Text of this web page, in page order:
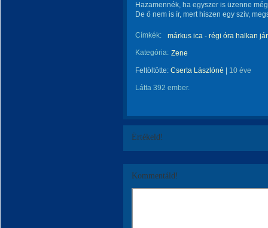
Hazamennék, ha egyszer is üzenne
De ő nem is ír, mert hiszen egy szív,
Címkék:
márkus ica - régi óra halkan jár
Kategória: Zene
Feltöltötte: Cserta Lászlóné 10 éve
Látta 392 ember.
Értékeld!
Kommentáld!